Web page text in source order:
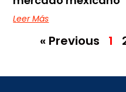
Leer Más
« Previous 1